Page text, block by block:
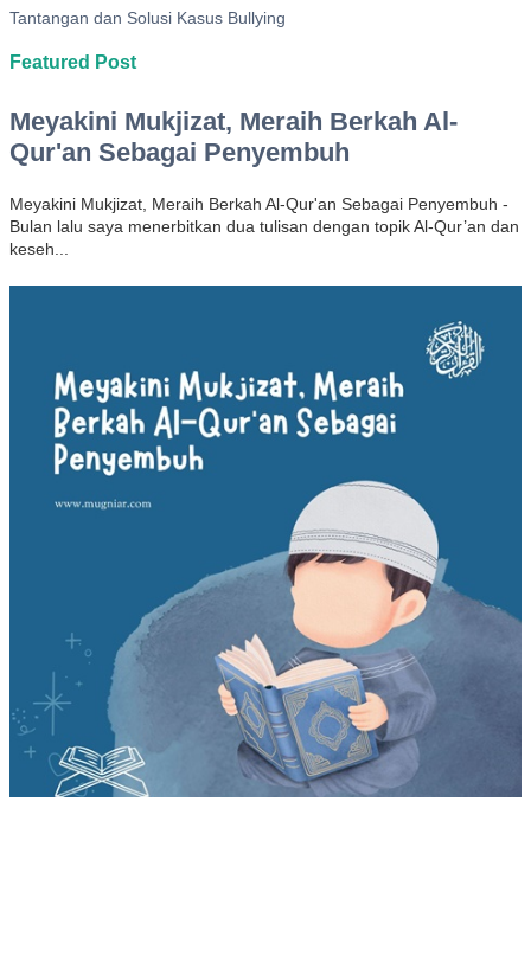
Tantangan dan Solusi Kasus Bullying
Featured Post
Meyakini Mukjizat, Meraih Berkah Al-
Qur'an Sebagai Penyembuh
Meyakini Mukjizat, Meraih Berkah Al-Qur'an Sebagai Penyembuh -
Bulan lalu saya menerbitkan dua tulisan dengan topik Al-Qur’an dan
keseh...